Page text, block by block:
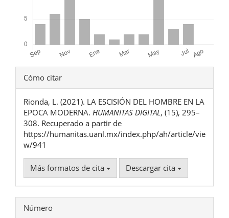
Detalles
del
artículo
Cómo citar
Rionda, L. (2021). LA ESCISIÓN DEL HOMBRE EN LA
EPOCA MODERNA. HUMANITAS DIGITAL, (15), 295–
308. Recuperado a partir de
https://humanitas.uanl.mx/index.php/ah/article/vie
w/941
Más formatos de cita Descargar cita
Número